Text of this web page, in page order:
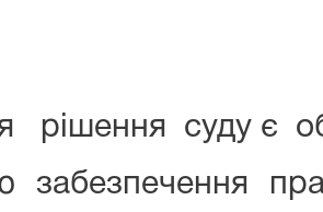
рішення суду є
забезпечення